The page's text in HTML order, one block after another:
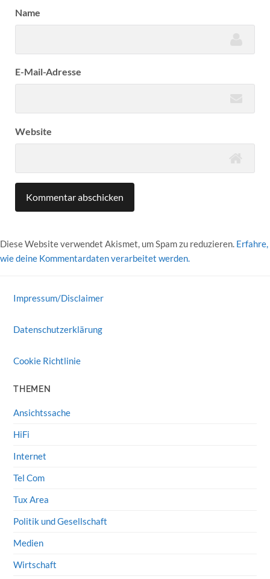
Name
E-Mail-Adresse
Website
Diese Website verwendet Akismet, um Spam zu reduzieren. Erfahre,
wie deine Kommentardaten verarbeitet werden.
Impressum/Disclaimer
Datenschutzerklärung
Cookie Richtlinie
THEMEN
Ansichtssache
HiFi
Internet
Tel Com
Tux Area
Politik und Gesellschaft
Medien
Wirtschaft